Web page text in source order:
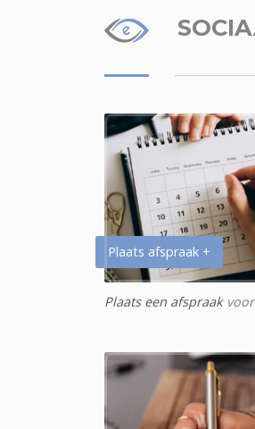
Plaats afspraak +
Plaats een afspraakvoor